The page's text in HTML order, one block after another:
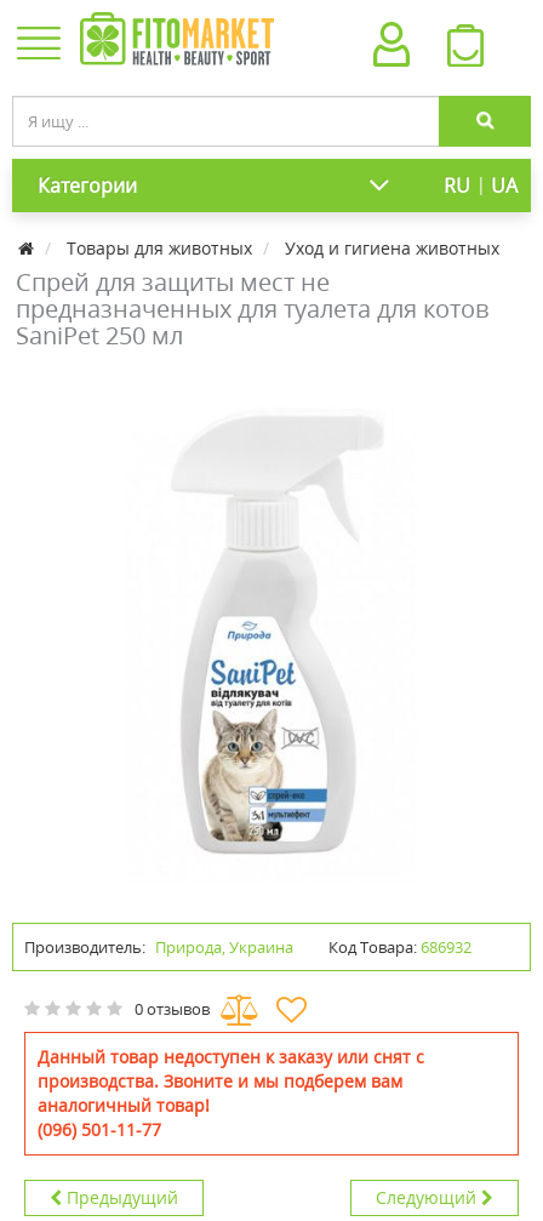
Категории RU | UA
Товары для животных Уход и гигиена животных
Спрей для защиты мест не
предназначенных для туалета для котов
SaniPet 250 мл
Производитель: Природа, Украина Код Товара:686932
0 отзывов
Данный товар недоступен к заказу или снят с
производства. Звоните и мы подберем вам
аналогичный товар!
(096) 501-11-77
Предыдущий Следующий